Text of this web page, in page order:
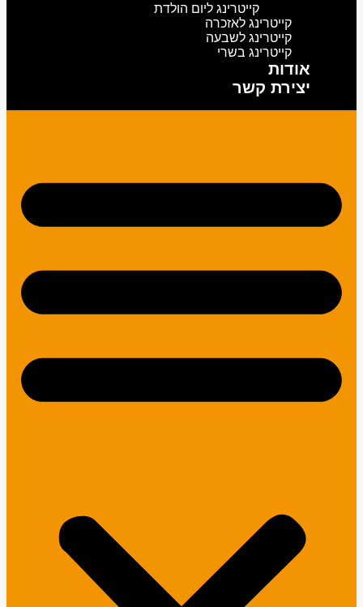
קייטרינג ליום הולדת
קייטרינג לאזכרה
קייטרינג לשבעה
קייטרינג בשרי
אודות
יצירת קשר